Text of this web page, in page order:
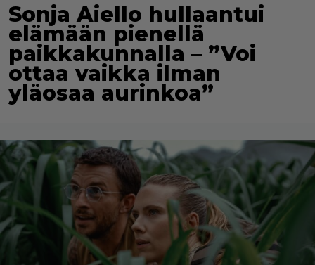
Sonja Aiello hullaantui
elämään pienellä
paikkakunnalla – ”Voi
ottaa vaikka ilman
yläosaa aurinkoa”